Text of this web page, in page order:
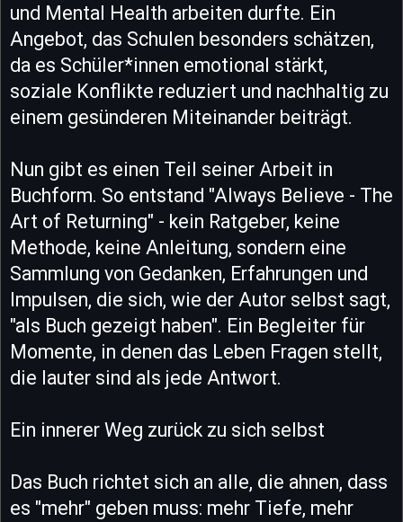
und Mental Health arbeiten durfte. Ein
Angebot, das Schulen besonders schätzen,
da es Schüler*innen emotional stärkt,
soziale Konflikte reduziert und nachhaltig zu
einem gesünderen Miteinander beiträgt.
Nun gibt es einen Teil seiner Arbeit in
Buchform. So entstand "Always Believe - The
Art of Returning" - kein Ratgeber, keine
Methode, keine Anleitung, sondern eine
Sammlung von Gedanken, Erfahrungen und
Impulsen, die sich, wie der Autor selbst sagt,
"als Buch gezeigt haben". Ein Begleiter für
Momente, in denen das Leben Fragen stellt,
die lauter sind als jede Antwort.
Ein innerer Weg zurück zu sich selbst
Das Buch richtet sich an alle, die ahnen, dass
es "mehr" geben muss: mehr Tiefe, mehr